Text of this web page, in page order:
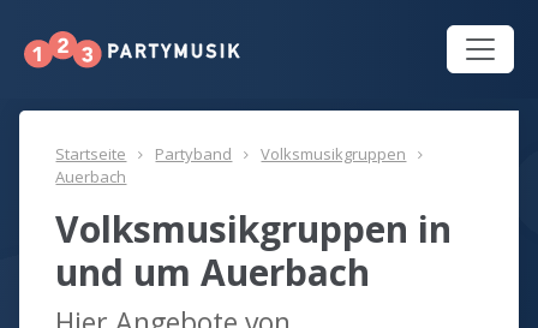
Startseite Partyband
Volksmusikgruppen
Auerbach
Volksmusikgruppen in
und um Auerbach